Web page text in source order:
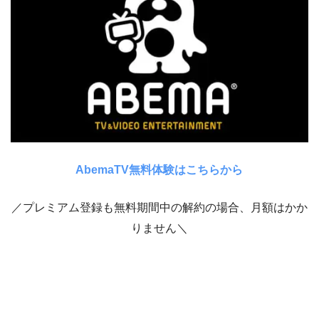
AbemaTV無料体験はこちらから
／プレミアム登録も無料期間中の解約の場合、月額はかか
りません＼